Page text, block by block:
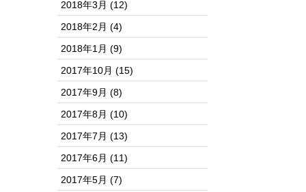
2018年3月 (12)
2018年2月 (4)
2018年1月 (9)
2017年10月 (15)
2017年9月 (8)
2017年8月 (10)
2017年7月 (13)
2017年6月 (11)
2017年5月 (7)